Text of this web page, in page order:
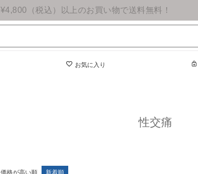
¥4,800（税込）以上のお買い物で送料無料！
お気に入り
性交痛
価格が高い順 新着順